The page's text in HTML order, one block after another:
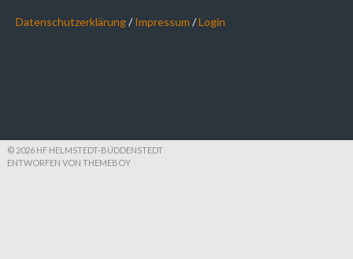
Datenschutzerklärung/Impressum /Login
© 2026 HF HELMSTEDT-BÜDDENSTEDT
ENTWORFEN VON THEMEBOY